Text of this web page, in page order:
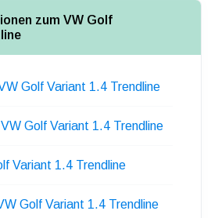
zum VW Golf
Golf Variant 1.4 Trendline
Golf Variant 1.4 Trendline
Variant 1.4 Trendline
Golf Variant 1.4 Trendline